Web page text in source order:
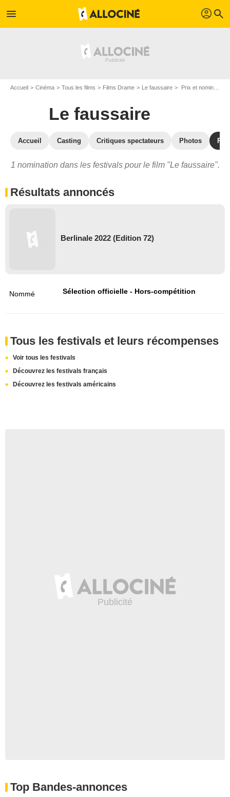
menu profil search
Accueil Cinéma Tous les films Films Drame Le faussaire Prix et nominations pour Le faussaire
Le faussaire
Accueil Casting Critiques spectateurs Photos
1 nomination dans les festivals pour le film "Le faussaire".
Résultats annoncés
Berlinale 2022 (Edition 72)
Nommé Sélection officielle - Hors-compétition
Tous les festivals et leurs récompenses
Voir tous les festivals
Découvrez les festivals français
Découvrez les festivals américains
Top Bandes-annonces